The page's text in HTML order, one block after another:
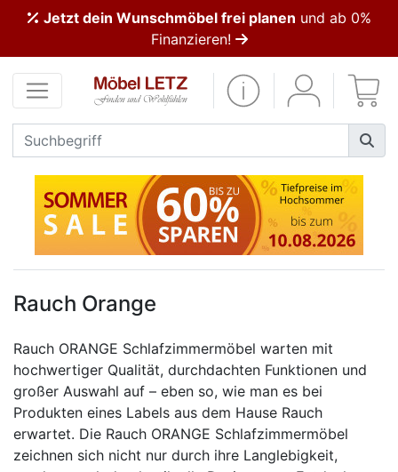
Jetzt dein Wunschmöbel frei planen und ab 0%
Finanzieren!
Rauch Orange
Rauch ORANGE Schlafzimmermöbel warten mit
hochwertiger Qualität, durchdachten Funktionen und
großer Auswahl auf – eben so, wie man es bei
Produkten eines Labels aus dem Hause Rauch
erwartet. Die Rauch ORANGE Schlafzimmermöbel
zeichnen sich nicht nur durch ihre Langlebigkeit,
Kundenmeinungen
Anmelden
PREMIUM
Schnell
lieferbar
Möbel-
Konfigurator
0%